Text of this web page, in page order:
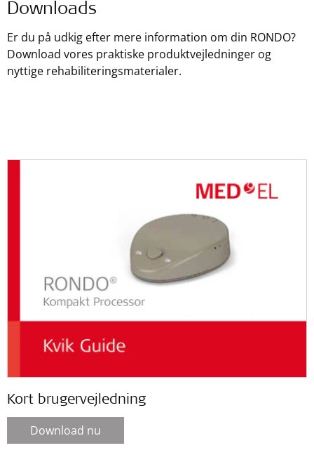
Downloads
Er du på udkig efter mere information om din RONDO?
Download vores praktiske produktvejledninger og
nyttige rehabiliteringsmaterialer.
Kort brugervejledning
Download nu